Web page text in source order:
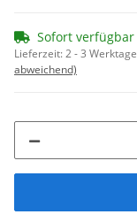
Sofort verfügbar
Lieferzeit:2 - 3 Werktage
abweichend)